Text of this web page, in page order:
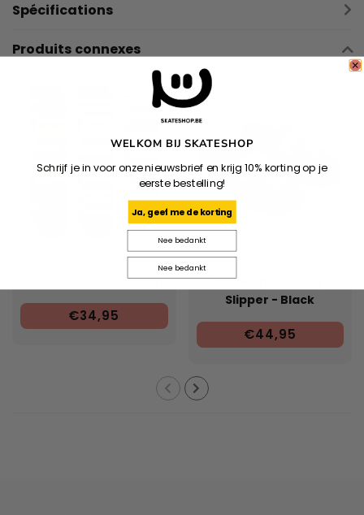
Spécifications
Produits connexes
Curren 3 Pack - Green
€34,95
Snow Angel Fuzzy
Slipper - Black
€44,95
WELKOM BIJ SKATESHOP
Schrijf je in voor onze nieuwsbrief en krijg 10% korting op je
eerste bestelling!
Ja, geef me de korting
Nee bedankt
Nee bedankt